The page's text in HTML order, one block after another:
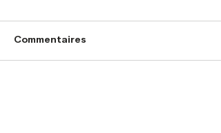
Commentaires